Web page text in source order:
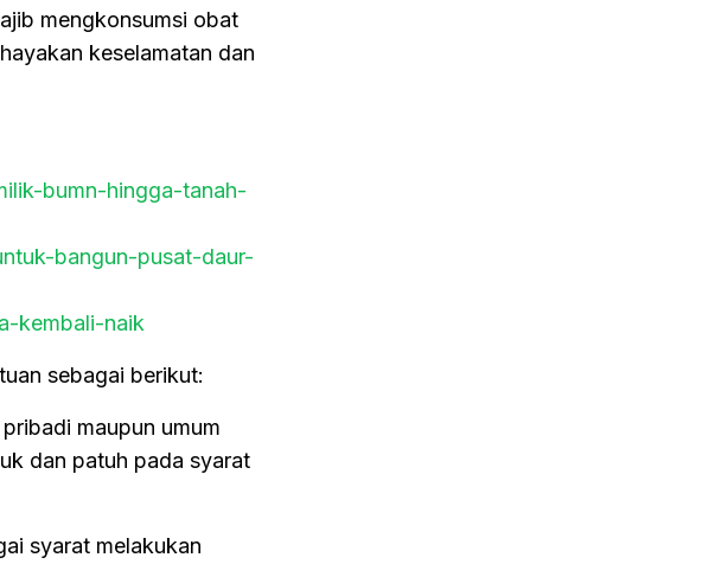
mengkonsumsi obat
keselamatan dan
bumn-hingga-tanah-
bangun-pusat-daur-
kembali-naik
sebagai berikut:
maupun umum
dan patuh pada syarat
syarat melakukan